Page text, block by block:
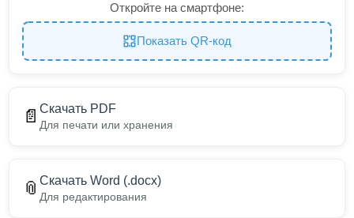
Откройте на смартфоне:
Показать QR-код
📄 Скачать PDF
Для печати или хранения
📎 Скачать Word (.docx)
Для редактирования